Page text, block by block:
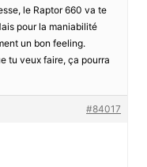
le Raptor 660 va te
pour la maniabilité
un bon feeling.
tu veux faire, ça pourra
#84017